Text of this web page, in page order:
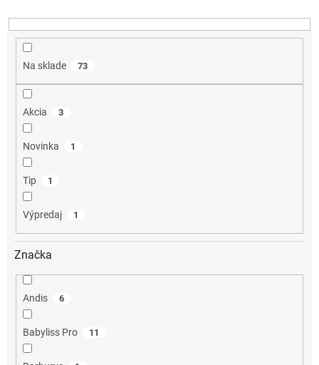
u
k
Na sklade 73
Akcia 3
Novinka 1
Tip 1
Výpredaj 1
Značka
Andis 6
Babyliss Pro 11